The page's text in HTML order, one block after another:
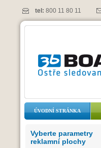
tel: 800 11 80 11
ÚVODNÍ STRÁNKA
Vyberte parametry
reklamní plochy